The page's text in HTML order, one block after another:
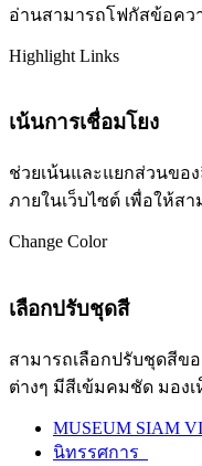
อ่านสามารถโฟกัสข้อคว
Highlight Links
เน้นการเชื่อมโยง
ช่วยเน้นและแยกส่วนขอ
ภายในเว็บไซต์ เพื่อให้ส
Change Color
เลือกปรับชุดสี
สามารถเลือกปรับชุดสีข
ต่างๆ มีสีเข้มคมชัด มองเ
MUSEUM SIAM
นิทรรศการ